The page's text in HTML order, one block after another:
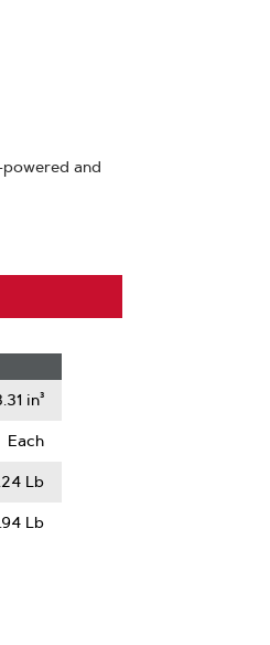
and
in³
Each
Lb
Lb